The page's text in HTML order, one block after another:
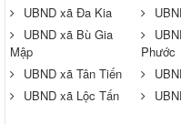
UBND xã Đa Kia
UBND xã Bù Gia
Mập
Phước
UBND xã Tân Tiến
UBND xã Lộc Tấn